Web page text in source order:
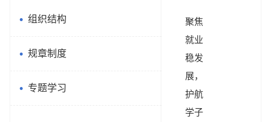
组织结构
规章制度
专题学习
聚焦
就业
稳发
展，
护航
学子